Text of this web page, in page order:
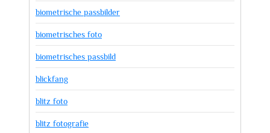
biometrische passbilder
biometrisches foto
biometrisches passbild
blickfang
blitz foto
blitz fotografie